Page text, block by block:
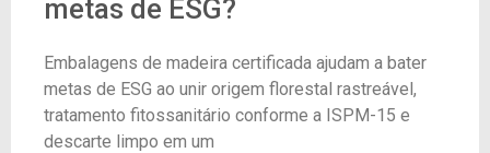
metas de ESG?
Embalagens de madeira certificada ajudam a bater
metas de ESG ao unir origem florestal rastreável,
tratamento fitossanitário conforme a ISPM-15 e
descarte limpo em um